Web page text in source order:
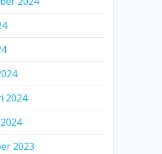
2024
2023